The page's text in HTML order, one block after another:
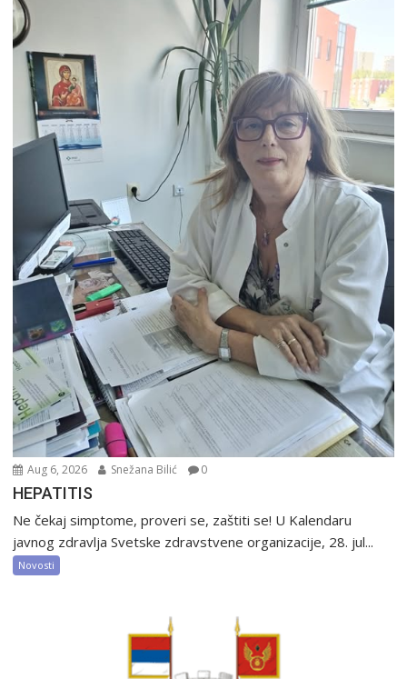
Aug 6, 2026 Snežana Bilić 0
HEPATITIS
Ne čekaj simptome, proveri se, zaštiti se! U Kalendaru
javnog zdravlja Svetske zdravstvene organizacije, 28. jul...
Novosti